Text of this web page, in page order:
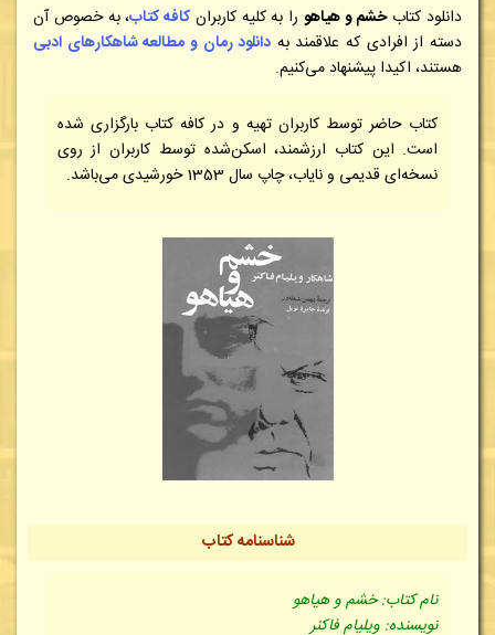
دانلود کتابخشم و هیاهو را به کلیه کاربرانکافه کتاب، به خصوص آن
دسته از افرادی که علاقمند به دانلود رمان و مطالعه شاهکارهای ادبی
هستند، اکیدا پیشنهاد می‌کنیم.
کتاب حاضر توسط کاربران تهیه و در کافه کتاب بارگزاری شده
است. این کتاب ارزشمند، اسکن‌شده توسط کاربران از روی
نسخه‌ای قدیمی و نایاب، چاپ سال 1353 خورشیدی می‌باشد.
شناسنامه کتاب
نام کتاب: خشم و هیاهو
نویسنده: ویلیام فاکنر